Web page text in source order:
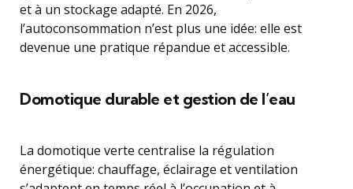
et à un stockage adapté. En 2026,
l’autoconsommation n’est plus une idée: elle est
devenue une pratique répandue et accessible.
Domotique durable et gestion de l’eau
La domotique verte centralise la régulation
énergétique: chauffage, éclairage et ventilation